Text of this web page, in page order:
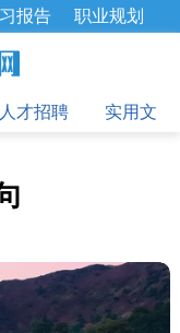
报告
职业规划
文化
人才招聘
实用文